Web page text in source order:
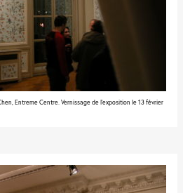
Entreme Centre. Vernissage de l'exposition le 13 février